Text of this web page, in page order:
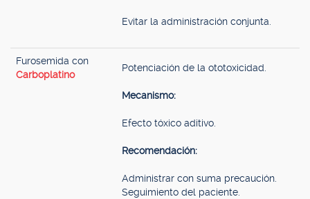
Evitar la administración conjunta.
Furosemida con
Carboplatino
Potenciación de la ototoxicidad.
Mecanismo:
Efecto tóxico aditivo.
Recomendación:
Administrar con suma precaución.
Seguimiento del paciente.